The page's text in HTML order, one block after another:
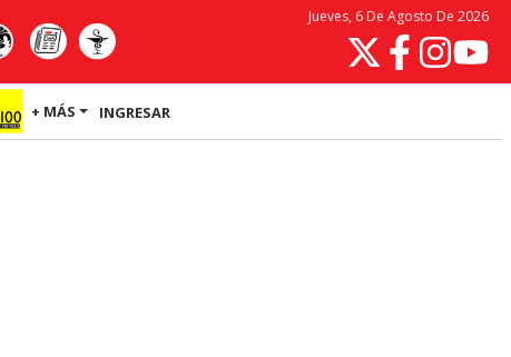
Jueves, 6 De Agosto De 2026
+ MÁS INGRESAR